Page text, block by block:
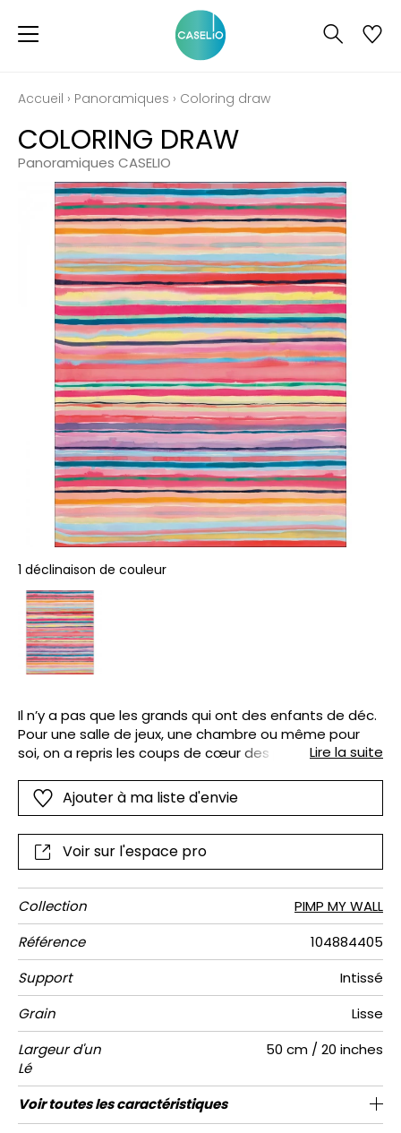
Accueil › Panoramiques › Coloring draw
COLORING DRAW
Panoramiques CASELIO
1 déclinaison de couleur
Il n’y a pas que les grands qui ont des enfants de déc.
Pour une salle de jeux, une chambre ou même pour
soi, on a repris les coups de cœur des plus jeunes en
tag, ciel étoilé…
Lire la suite
Ajouter à ma liste d'envie
Voir sur l'espace pro
Collection
PIMP MY WALL
Référence
104884405
Support
Intissé
Grain
Lisse
Largeur d'un
Lé
50 cm / 20 inches
Hauteur 310 cm / 122 inches
Largeur
Totale
200 cm / 79 inches
Raccord Raccord droit
Nombre de
lés
4
Poids g/m² 147
Entretien Lavable
Pose colle Encollage du mur
Dépose Arrachage à sec
Norme COV A+
ASTME84 Class A
Norme
euroclass
B s1 d0
Voir toutes les caractéristiques